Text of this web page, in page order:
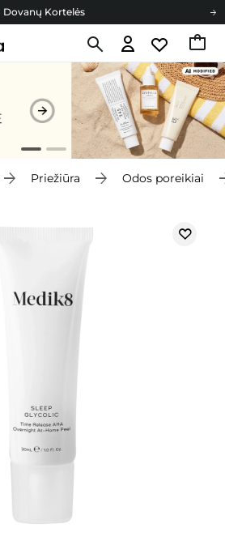
Dovanų Kortelės
lojalumo programa
Dovanų Kortelės
Priežiūra Odos poreikiai